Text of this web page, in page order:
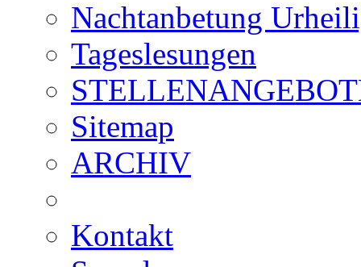
Nachtanbetung
Tageslesungen
Sitemap
ARCHIV
Kontakt